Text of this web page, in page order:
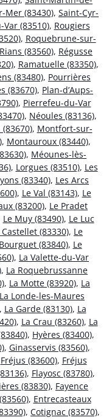
Mer (83430), Saint-Cyr-
(83510), Rougiers
, Roquebrune-sur-
Rians (83560), Régusse
, Ramatuelle (83350),
(83480), Pourrières
(83670), Plan-d’Aups-
, Pierrefeu-du-Var
, Néoules (83136),
, Montfort-sur-
, Montauroux (83440),
, Méounes-lès-
, Lorgues (83510), Les
(83340), Les Arcs
, Le Val (83143), Le
(83200), Le Pradet
Le Muy (83490), Le Luc
Castellet (83330), Le
(83840), Le
, La Valette-du-Var
, La Roquebrussanne
, La Motte (83920), La
La Londe-les-Maures
La Garde (83130), La
, La Crau (83260), La
, Hyères (83400),
, Ginasservis (83560),
Fréjus (83600), Fréjus
, Flayosc (83780),
(83830), Fayence
, Entrecasteaux
, Cotignac (83570),